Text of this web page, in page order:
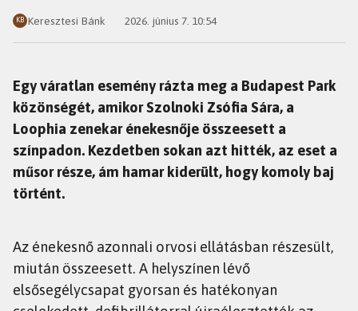
KB Keresztesi Bánk 2026. június 7. 10:54
Egy váratlan esemény rázta meg a Budapest Park
közönségét, amikor Szolnoki Zsófia Sára, a
Loophia zenekar énekesnője összeesett a
színpadon. Kezdetben sokan azt hitték, az eset a
műsor része, ám hamar kiderült, hogy komoly baj
történt.
Az énekesnő azonnali orvosi ellátásban részesült,
miután összeesett. A helyszínen lévő
elsősegélycsapat gyorsan és hatékonyan